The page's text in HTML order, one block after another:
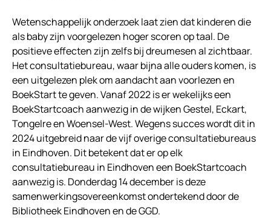
Wetenschappelijk onderzoek laat zien dat kinderen die
als baby zijn voorgelezen hoger scoren op taal. De
positieve effecten zijn zelfs bij dreumesen al zichtbaar.
Het consultatiebureau, waar bijna alle ouders komen, is
een uitgelezen plek om aandacht aan voorlezen en
BoekStart te geven. Vanaf 2022 is er wekelijks een
BoekStartcoach aanwezig in de wijken Gestel, Eckart,
Tongelre en Woensel-West. Wegens succes wordt dit in
2024 uitgebreid naar de vijf overige consultatiebureaus
in Eindhoven. Dit betekent dat er op elk
consultatiebureau in Eindhoven een BoekStartcoach
aanwezig is. Donderdag 14 december is deze
samenwerkingsovereenkomst ondertekend door de
Bibliotheek Eindhoven en de GGD.